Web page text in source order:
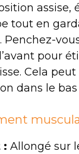
assise,
tout en
Penchez-
pour
Cela
dans le bas
: Allongé sur